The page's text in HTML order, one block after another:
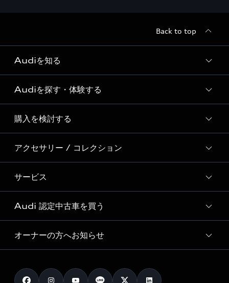
Back to top
Audiを知る
Audi ブランド
Story of Progress
Audi Sport
Formula 1®
デジタルサービス
Audiを探す・体験する
ディーラー検索
新車在庫検索
試乗車・展示車検索
見積り依頼
試乗予約
購入を検討する
モデル一覧
特別仕様モデル / 限定モデル
e-tronラインアップ
価格シミュレーション
車両比較
カタログ一覧
アクセサリー / コレクション
純正アクセサリー
オンラインショップ
Audi collection
アウディナビアプリ
サービス
サービス入庫予約
サービスプログラム
メンテナンス
車検 / 定期点検
Audi 認定中古車を買う
Audi認定中古車
クオリティ
オーナーの方へお知らせ
お知らせ